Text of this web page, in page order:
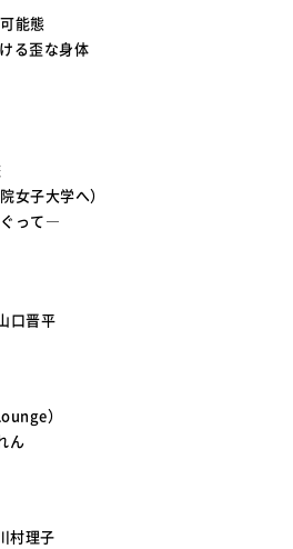
能態
る歪な身体
女子大学へ）
って―
晋平
）
ん
理子